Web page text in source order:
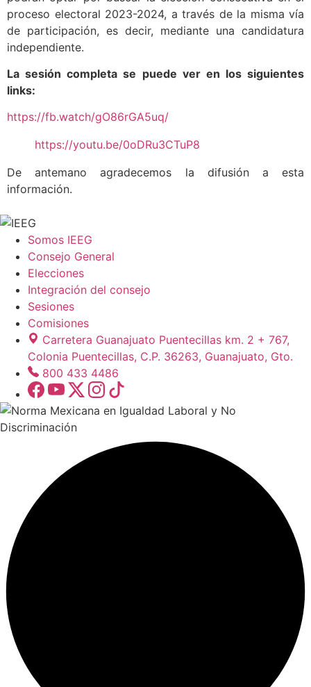
proceso electoral 2023-2024, a través de la misma vía
de participación, es decir, mediante una candidatura
independiente.
La sesión completa se puede ver en los siguientes
links:
https://fb.watch/gO86rGA5uq/
https://youtu.be/0oDRu3CTuP8
De antemano agradecemos la difusión a esta
información.
Somos IEEG
Consejo General
Elecciones
Integración del consejo
Sesiones
Comisiones
Carretera Guanajuato Puentecillas km. 2 + 767,
Colonia Puentecillas, C.P. 36263, Guanajuato, Gto.
800 433 4486